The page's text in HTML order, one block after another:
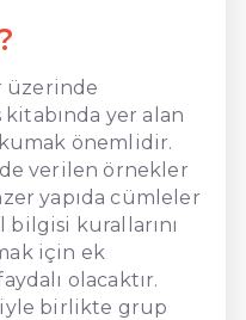
üzerinde
kitabında yer alan
önemlidir.
verilen örnekler
yapıda cümleler
kurallarını
için ek
olacaktır.
birlikte grup